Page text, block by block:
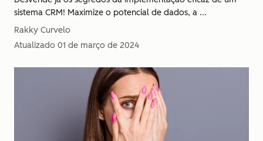
sistema CRM! Maximize o potencial de dados, a ...
Rakky Curvelo
Atualizado 01 de março de 2024